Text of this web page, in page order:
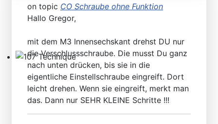
107 Technique
on topic CO Schraube ohne Funktion
Hallo Gregor,
mit dem M3 Innensechskant drehst DU nur
die Verschlussschraube. Die musst Du ganz
nach unten drücken, bis sie in die
eigentliche Einstellschraube eingreift. Dort
leicht drehen. Wenn sie eingreift, merkt man
das. Dann nur SEHR KLEINE Schritte !!!